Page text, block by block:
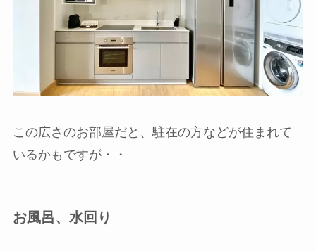
この広さのお部屋だと、駐在の方などが住まれて
いるかもですが・・
お風呂、水回り